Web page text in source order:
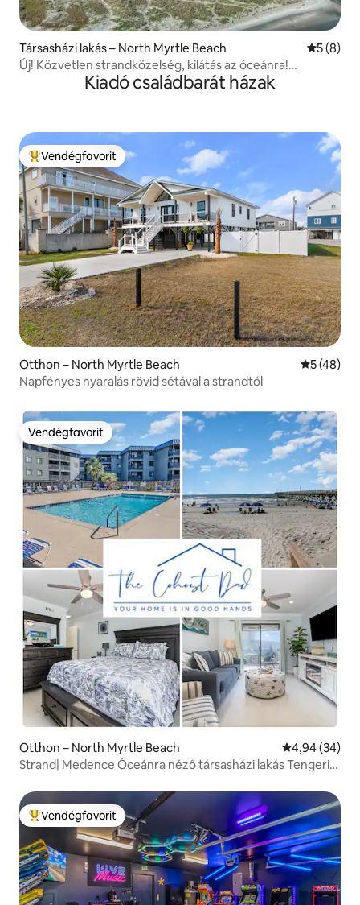
Társasházi lakás – North Myrtle Beach Átlagos
5 (8)
Új! Közvetlen strandközelség, kilátás az óceánra!
Medence hozzáférésKiadó családbarát házak
Kiemelt vendégfavorit
Vendégfavorit
Otthon – North Myrtle Beach Átlagos
5 (48)
Napfényes nyaralás rövid sétával a strandtól
Vendégfavorit
Vendégfavorit
Otthon – North Myrtle Beach Átlagos
4,94 (34)
Strand| Medence Óceánra néző társasházi lakás Tengeri
Kiemelt vendégfavorit
Vendégfavorit